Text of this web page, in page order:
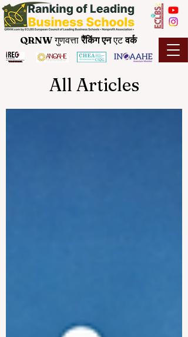
QRNWगुणवत्तारैंकिंग एनएटवर्क
All Articles